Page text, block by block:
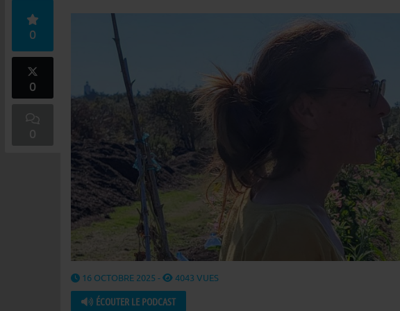
0
0
0
16 OCTOBRE 2025 - 4043 VUES
ÉCOUTER LE PODCAST